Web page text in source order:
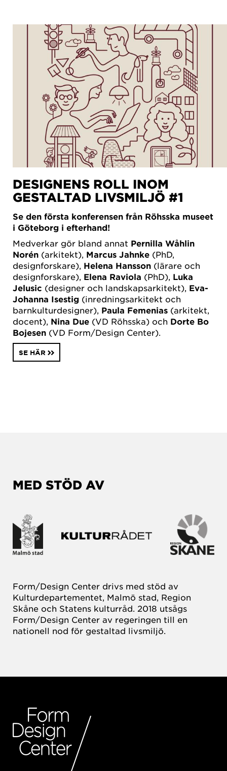
DESIGNENS ROLL INOM
GESTALTAD LIVSMILJÖ #1
Se den första konferensen från Röhsska museet
i Göteborg i efterhand!
Medverkar gör bland annat Pernilla Wåhlin
Norén (arkitekt), Marcus Jahnke (PhD,
designforskare), Helena Hansson (lärare och
designforskare), Elena Raviola (PhD), Luka
Jelusic (designer och landskapsarkitekt), Eva-
Johanna Isestig (inredningsarkitekt och
barnkulturdesigner), Paula Femenias (arkitekt,
docent), Nina Due (VD Röhsska) och Dorte Bo
Bojesen (VD Form/Design Center).
SE HÄR
MED STÖD AV
Form/Design Center drivs med stöd av
Kulturdepartementet, Malmö stad, Region
Skåne och Statens kulturråd. 2018 utsågs
Form/Design Center av regeringen till en
nationell nod för gestaltad livsmiljö.